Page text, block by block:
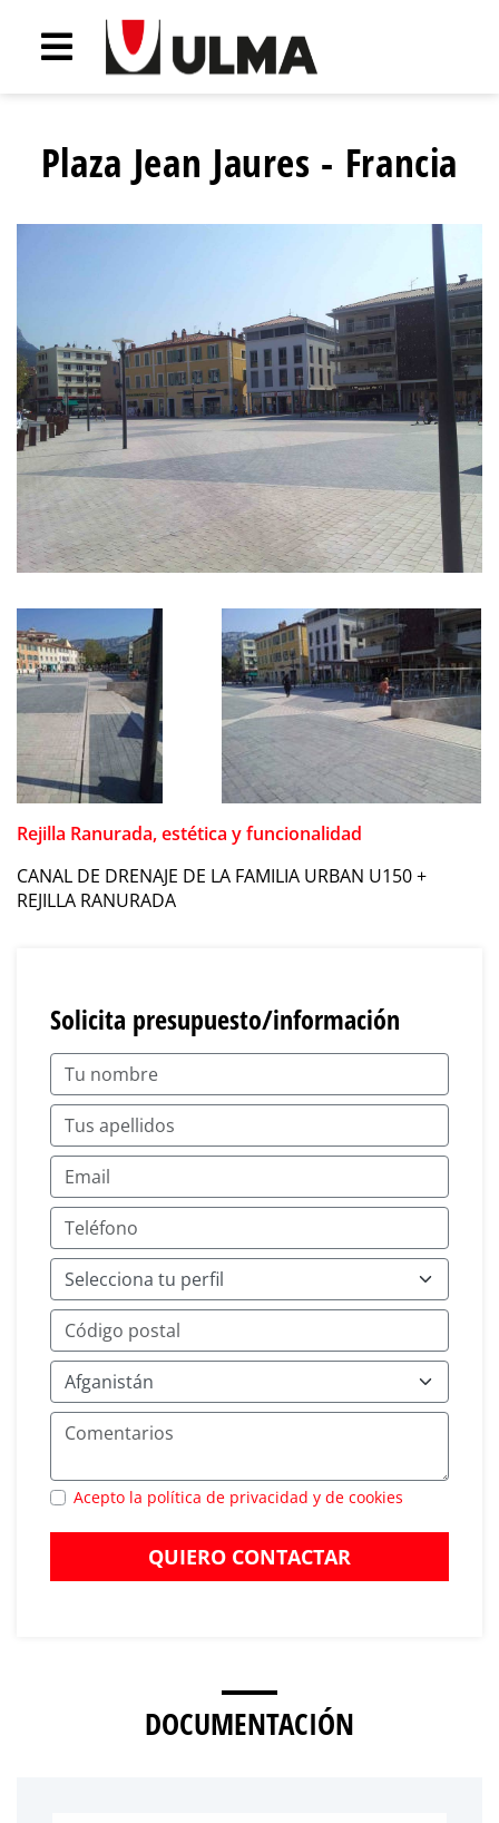
Plaza Jean Jaures - Francia
Rejilla Ranurada, estética y funcionalidad
CANAL DE DRENAJE DE LA FAMILIA URBAN U150 +
REJILLA RANURADA
Solicita presupuesto/información
Acepto la política de privacidad y de cookies
QUIERO CONTACTAR
DOCUMENTACIÓN